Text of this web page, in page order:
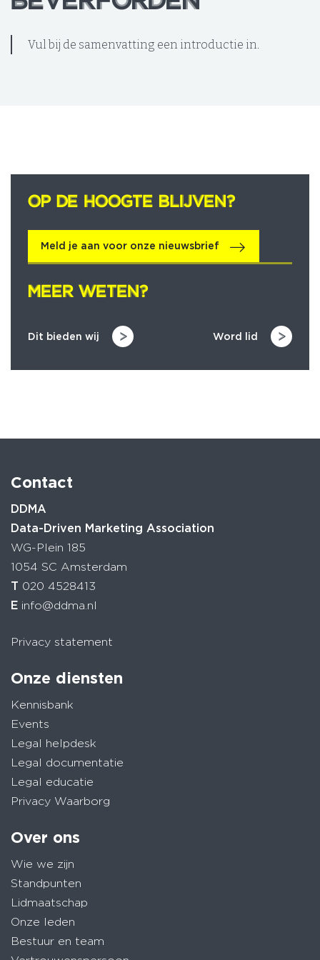
Vul bij de samenvatting een introductie in.
OP DE HOOGTE BLIJVEN?
OP DE HOOGTE BLIJVEN?
Meld je aan voor onze nieuwsbrief
MEER WETEN?
MEER WETEN?
Dit bieden wij Word lid
Contact
DDMA
Data-Driven Marketing Association
WG-Plein 185
1054 SC Amsterdam
T 020 4528413
E info@ddma.nl
Privacy statement
Onze diensten
Kennisbank
Events
Legal helpdesk
Legal documentatie
Legal educatie
Privacy Waarborg
Over ons
Wie we zijn
Standpunten
Lidmaatschap
Onze leden
Bestuur en team